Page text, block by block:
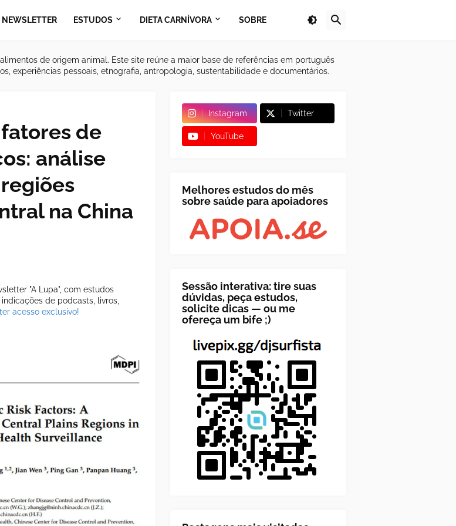
NEWSLETTER ESTUDOS DIETA CARNÍVORA SOBRE
de origem animal. Este site reúne a maior base de referências em português
experiências pessoais, etnografia, antropologia, sustentabilidade e documentários.
de
análise
na China
"A Lupa", com estudos
de podcasts, livros,
acesso exclusivo!
Instagram Twitter
YouTube
Melhores estudos do mês
sobre saúde para apoiadores
Sessão interativa: tire suas
dúvidas, peça estudos,
solicite dicas — ou me
ofereça um bife ;)